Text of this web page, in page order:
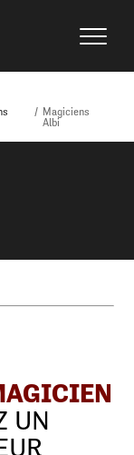
/ Magiciens
Albi
UN